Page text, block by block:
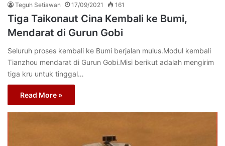
Teguh Setiawan 17/09/2021 161
Tiga Taikonaut Cina Kembali ke Bumi,
Mendarat di Gurun Gobi
Seluruh proses kembali ke Bumi berjalan mulus.Modul kembali
Tianzhou mendarat di Gurun Gobi.Misi berikut adalah mengirim
tiga kru untuk tinggal…
Read More »